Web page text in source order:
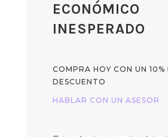
ECONÓMICO
INESPERADO
COMPRA HOY CON UN 10%
DESCUENTO
HABLAR CON UN ASESOR